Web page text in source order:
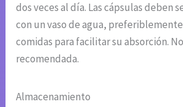
dos veces al día. Las cápsulas deben
con un vaso de agua,
comidas para facilitar su absorción.
recomendada.
Almacenamiento